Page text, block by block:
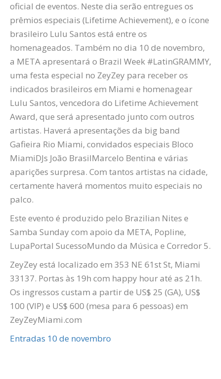
oficial de eventos. Neste dia serão entregues os
prêmios especiais (Lifetime Achievement), e o ícone
brasileiro Lulu Santos está entre os
homenageados. Também no dia 10 de novembro,
a META apresentará o Brazil Week #LatinGRAMMY,
uma festa especial no ZeyZey para receber os
indicados brasileiros em Miami e homenagear
Lulu Santos, vencedora do Lifetime Achievement
Award, que será apresentado junto com outros
artistas. Haverá apresentações da big band
Gafieira Rio Miami, convidados especiais Bloco
MiamiDJs João BrasilMarcelo Bentina e várias
aparições surpresa. Com tantos artistas na cidade,
certamente haverá momentos muito especiais no
palco.
Este evento é produzido pelo Brazilian Nites e
Samba Sunday com apoio da META, Popline,
LupaPortal SucessoMundo da Música e Corredor5.
ZeyZey está localizado em 353 NE 61st St, Miami
33137. Portas às 19h com happy hour até as 21h.
Os ingressos custam a partir de US$ 25 (GA), US$
100 (VIP) e US$ 600 (mesa para 6 pessoas) em
ZeyZeyMiami.com
Entradas 10 de novembro